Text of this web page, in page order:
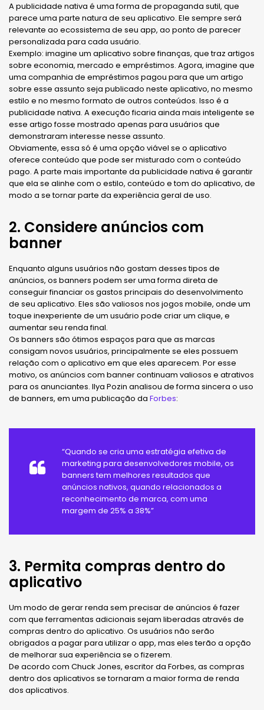
A publicidade nativa é uma forma de propaganda sutil, que
parece uma parte natura de seu aplicativo. Ele sempre será
relevante ao ecossistema de seu app, ao ponto de parecer
personalizada para cada usuário.
Exemplo: imagine um aplicativo sobre finanças, que traz artigos
sobre economia, mercado e empréstimos. Agora, imagine que
uma companhia de empréstimos pagou para que um artigo
sobre esse assunto seja publicado neste aplicativo, no mesmo
estilo e no mesmo formato de outros conteúdos. Isso é a
publicidade nativa. A execução ficaria ainda mais inteligente se
esse artigo fosse mostrado apenas para usuários que
demonstraram interesse nesse assunto.
Obviamente, essa só é uma opção viável se o aplicativo
oferece conteúdo que pode ser misturado com o conteúdo
pago. A parte mais importante da publicidade nativa é garantir
que ela se alinhe com o estilo, conteúdo e tom do aplicativo, de
modo a se tornar parte da experiência geral de uso.
2. Considere anúncios com
banner
Enquanto alguns usuários não gostam desses tipos de
anúncios, os banners podem ser uma forma direta de
conseguir financiar os gastos principais do desenvolvimento
de seu aplicativo. Eles são valiosos nos jogos mobile, onde um
toque inexperiente de um usuário pode criar um clique, e
aumentar seu renda final.
Os banners são ótimos espaços para que as marcas
consigam novos usuários, principalmente se eles possuem
relação com o aplicativo em que eles aparecem. Por esse
motivo, os anúncios com banner continuam valiosos e atrativos
para os anunciantes. Ilya Pozin analisou de forma sincera o uso
de banners, em uma publicação da Forbes:
“Quando se cria uma estratégia efetiva de
marketing para desenvolvedores mobile, os
banners tem melhores resultados que
anúncios nativos, quando relacionados a
reconhecimento de marca, com uma
margem de 25% a 38%”
3. Permita compras dentro do
aplicativo
Um modo de gerar renda sem precisar de anúncios é fazer
com que ferramentas adicionais sejam liberadas através de
compras dentro do aplicativo. Os usuários não serão
obrigados a pagar para utilizar o app, mas eles terão a opção
de melhorar sua experiência se o fizerem.
De acordo com Chuck Jones, escritor da Forbes, as compras
dentro dos aplicativos se tornaram a maior forma de renda
dos aplicativos.